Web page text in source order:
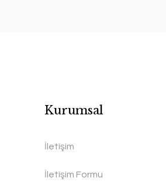
Kurumsal
İletişim
İletişim Formu